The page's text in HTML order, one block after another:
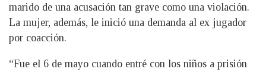
marido de una acusación tan grave como una violación.
La mujer, además, le inició una demanda al ex jugador
por coacción.
“Fue el 6 de mayo cuando entré con los niños a prisión